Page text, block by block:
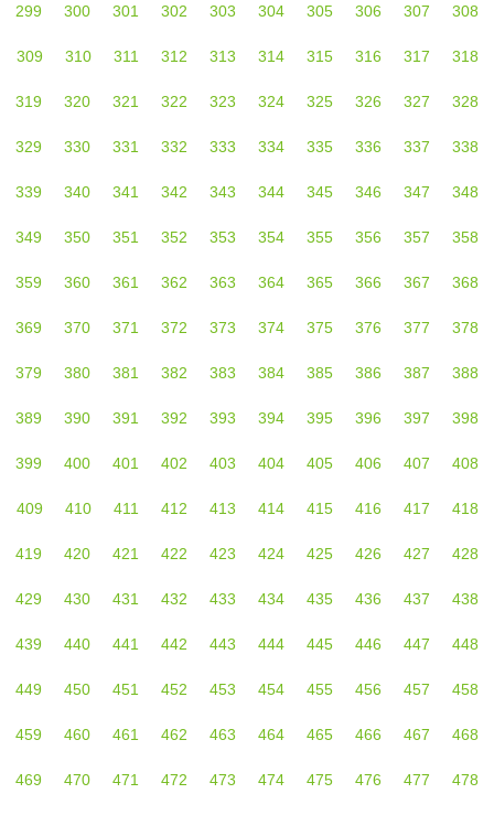
299 300 301 302 303 304 305 306 307 308
309 310 311 312 313 314 315 316 317 318
319 320 321 322 323 324 325 326 327 328
329 330 331 332 333 334 335 336 337 338
339 340 341 342 343 344 345 346 347 348
349 350 351 352 353 354 355 356 357 358
359 360 361 362 363 364 365 366 367 368
369 370 371 372 373 374 375 376 377 378
379 380 381 382 383 384 385 386 387 388
389 390 391 392 393 394 395 396 397 398
399 400 401 402 403 404 405 406 407 408
409 410 411 412 413 414 415 416 417 418
419 420 421 422 423 424 425 426 427 428
429 430 431 432 433 434 435 436 437 438
439 440 441 442 443 444 445 446 447 448
449 450 451 452 453 454 455 456 457 458
459 460 461 462 463 464 465 466 467 468
469 470 471 472 473 474 475 476 477 478